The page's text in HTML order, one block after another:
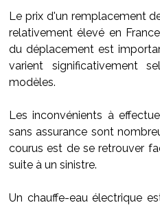
Le prix d'un remplacement
relativement élevé en
du déplacement est
varient significativement
modèles.
Les inconvénients à
sans assurance sont
courus est de se retrouver
suite à un sinistre.
Un chauffe-eau électrique